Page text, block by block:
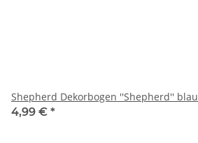
Shepherd Dekorbogen ''Shepherd'' blau
4,99 € *